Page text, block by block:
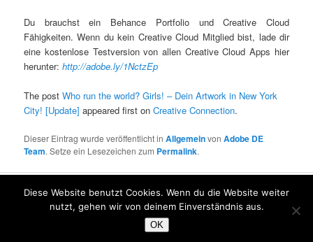
Du brauchst ein Behance Portfolio und Creative Cloud
Fähigkeiten. Wenn du kein Creative Cloud Mitglied bist, lade dir
eine kostenlose Testversion von allen Creative Cloud Apps hier
herunter:http://adobe.ly/1NctzEp
The postWho run the world? Girls! – Dein Artwork in New York
City! [Update] appeared first onCreative Connection.
Dieser Eintrag wurde veröffentlicht inAllgemeinvonAdobe DE
Team. Setze ein Lesezeichen zum Permalink.
Impressum und Datenschutz Stolz präsentiert von WordPress
Diese Website benutzt Cookies. Wenn du die Website weiter
nutzt, gehen wir von deinem Einverständnis aus.
OK